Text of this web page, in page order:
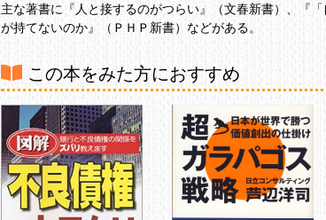
主な著書に『人と接するのがつらい』（文春新書）、『
が持てないのか』（ＰＨＰ新書）などがある。
この本をみた方におすすめ